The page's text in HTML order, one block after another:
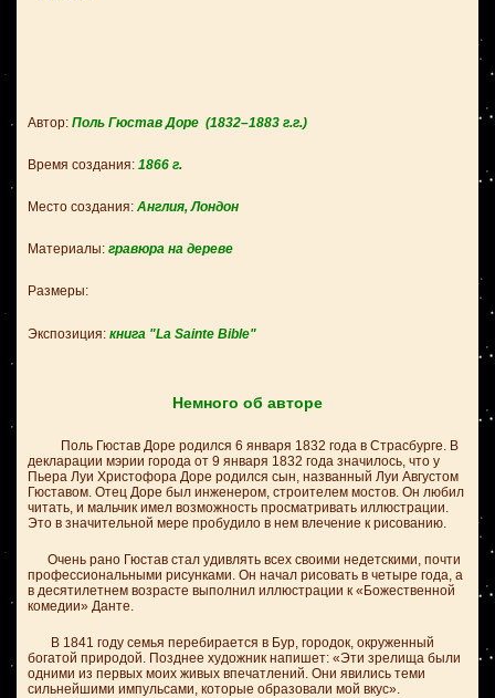
Автор: Поль Гюстав Доре (1832–1883 г.г.)
Время создания: 1866 г.
Место создания: Англия, Лондон
Материалы: гравюра на дереве
Размеры:
Экспозиция: книга "La Sainte Bible"
Немного об авторе
Поль Гюстав Доре родился 6 января 1832 года в Страсбурге. В
декларации мэрии города от 9 января 1832 года значилось, что у
Пьера Луи Христофора Доре родился сын, названный Луи Августом
Гюставом. Отец Доре был инженером, строителем мостов. Он любил
читать, и мальчик имел возможность просматривать иллюстрации.
Это в значительной мере пробудило в нем влечение к рисованию.
Очень рано Гюстав стал удивлять всех своими недетскими, почти
профессиональными рисунками. Он начал рисовать в четыре года, а
в десятилетнем возрасте выполнил иллюстрации к «Божественной
комедии» Данте.
В 1841 году семья перебирается в Бур, городок, окруженный
богатой природой. Позднее художник напишет: «Эти зрелища были
одними из первых моих живых впечатлений. Они явились теми
сильнейшими импульсами, которые образовали мой вкус».